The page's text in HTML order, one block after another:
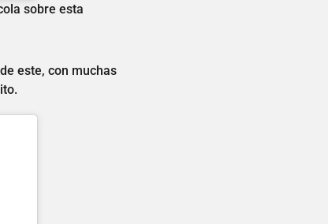
sobre esta
este, con muchas